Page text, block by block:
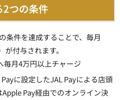
2つの条件
条件を達成することで、毎月
付与されます。
毎月4万円以上チャージ
に設定したJAL Payによる店頭
Pay経由でのオンライン決